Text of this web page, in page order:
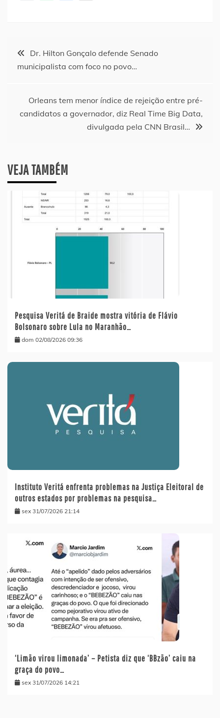
Navegação
Post
Dr. Hilton Gonçalo defende Senado
municipalista com foco no povo…
Orleans tem menor índice de rejeição entre pré-
candidatos a governador, diz Real Time Big Data,
divulgada pela CNN Brasil…
VEJA TAMBÉM
Pesquisa Veritá de Braide mostra vitória de Flávio
Bolsonaro sobre Lula no Maranhão…
dom 02/08/2026 09:36
Instituto Veritá enfrenta problemas na Justiça Eleitoral de
outros estados por problemas na pesquisa…
sex 31/07/2026 21:14
‘Limão virou limonada’ – Petista diz que ‘BBzão’ caiu na
graça do povo…
sex 31/07/2026 14:21